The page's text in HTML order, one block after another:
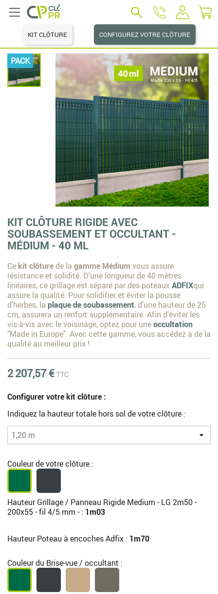
KIT CLÔTURE CONFIGUREZ VOTRE CLÔTURE
PACK
KIT CLÔTURE RIGIDE AVEC
SOUBASSEMENT ET OCCULTANT -
MÉDIUM - 40 ML
Ce kit clôturede la gamme Médium vous assure
résistance et solidité. D'une longueur de 40 mètres
linéaires, ce grillage est séparé par des poteauxADFIXqui
assure la qualité. Pour solidifier et éviter la pousse
d'herbes, la plaque de soubassement, d'une hauteur de 25
cm, assurera un renfort supplémentaire. Afin d'éviter les
vis-à-vis avec le voisinage, optez pour uneoccultation
"Made in Europe". Avec cette gamme, vous accédez à de la
qualité au meilleur prix !
2 207,57 € TTC
Configurer votre kit clôture :
Indiquez la hauteur totale hors sol de votre clôture :
Couleur de votre clôture :
Hauteur Grillage / Panneau Rigide Medium - LG 2m50 -
200x55 - fil 4/5 mm - : 1m03
Hauteur Poteau à encoches Adfix : 1m70
Couleur du Brise-vue / occultant :